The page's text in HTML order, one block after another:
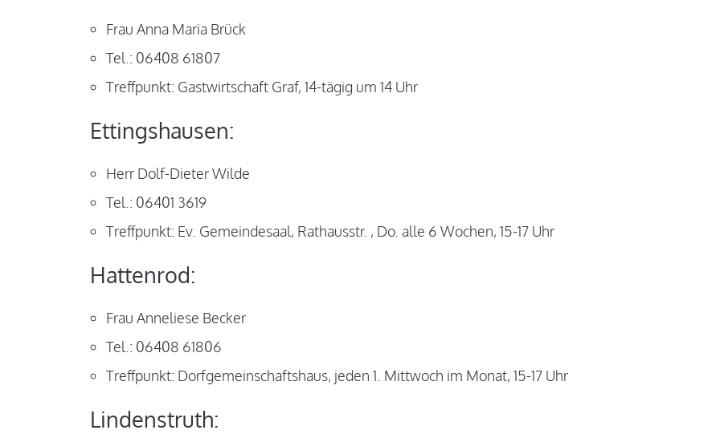
Frau Anna Maria Brück
Tel.: 06408 61807
Treffpunkt: Gastwirtschaft Graf, 14-tägig um 14 Uhr
Ettingshausen:
Herr Dolf-Dieter Wilde
Tel.: 06401 3619
Treffpunkt: Ev. Gemeindesaal, Rathausstr. , Do. alle 6 Wochen, 15-17 Uhr
Hattenrod:
Frau Anneliese Becker
Tel.: 06408 61806
Treffpunkt: Dorfgemeinschaftshaus, jeden 1. Mittwoch im Monat, 15-17 Uhr
Lindenstruth: